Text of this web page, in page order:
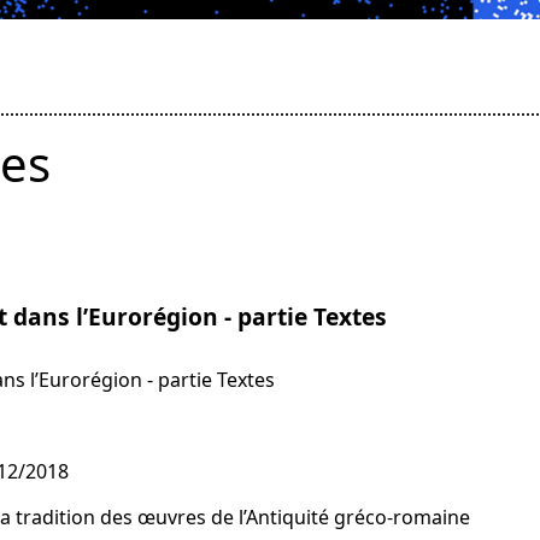
l’Eurorégion - partie Textes
l’Eurorégion - partie Textes
2018
tradition des œuvres de l’Antiquité gréco-romaine